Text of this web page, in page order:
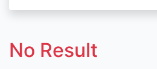
No Result